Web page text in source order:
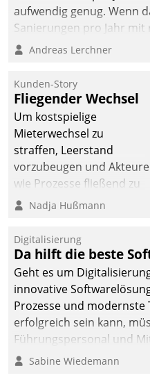
aufwendig genug. Wenn
Sanierungen pro Jahr
Betreuungs- und
kommunale
gemeinsam mit der
Teilprozess der
Andreas Lerchner
Kunden-Story
Fliegender Wechsel
Um kostspielige
Mieterwechsel zu
straffen, Leerstand
vorzubeugen und Akteure
wie Prozesse fließend zu
vernetzen, nutzt die
Jahresbeginn eine
Überblick, Einsicht und
Eingriff bietende Lösung.
Zur Entwicklung setzte
man auf
Cloudtechnologie,
bewährte und Startup-
agile Projektmethoden.
Nadja Hußmann
Digitalisierung
Da hilft die beste
Geht es um
innovative
Prozesse und modernste
erfolgreich sein kann,
Führungspersonal und
verändern und
Sabine Wiedemann